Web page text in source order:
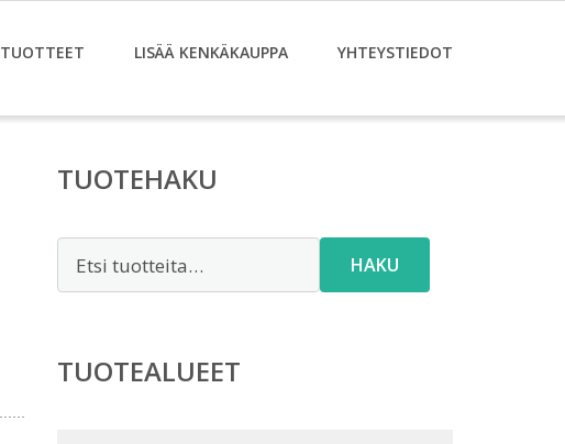
TUOTTEET LISÄÄ KENKÄKAUPPA YHTEYSTIEDOT
TUOTEHAKU
HAKU
TUOTEALUEET